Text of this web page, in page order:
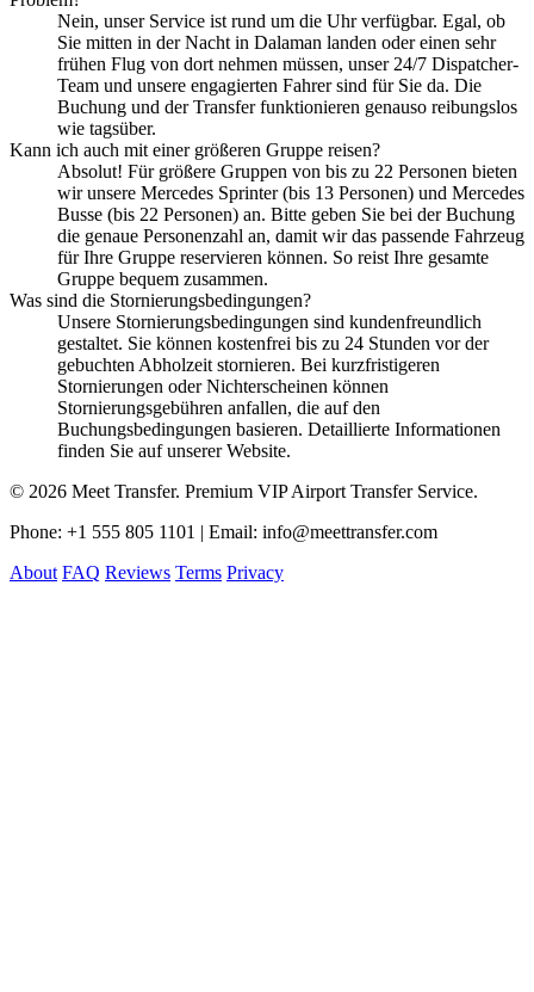
Nein, unser Service ist rund um die Uhr verfügbar. Egal, ob
Sie mitten in der Nacht in Dalaman landen oder einen sehr
frühen Flug von dort nehmen müssen, unser 24/7 Dispatcher-
Team und unsere engagierten Fahrer sind für Sie da. Die
Buchung und der Transfer funktionieren genauso reibungslos
wie tagsüber.
Kann ich auch mit einer größeren Gruppe reisen?
Absolut! Für größere Gruppen von bis zu 22 Personen bieten
wir unsere Mercedes Sprinter (bis 13 Personen) und Mercedes
Busse (bis 22 Personen) an. Bitte geben Sie bei der Buchung
die genaue Personenzahl an, damit wir das passende Fahrzeug
für Ihre Gruppe reservieren können. So reist Ihre gesamte
Gruppe bequem zusammen.
Was sind die Stornierungsbedingungen?
Unsere Stornierungsbedingungen sind kundenfreundlich
gestaltet. Sie können kostenfrei bis zu 24 Stunden vor der
gebuchten Abholzeit stornieren. Bei kurzfristigeren
Stornierungen oder Nichterscheinen können
Stornierungsgebühren anfallen, die auf den
Buchungsbedingungen basieren. Detaillierte Informationen
finden Sie auf unserer Website.
© 2026 Meet Transfer. Premium VIP Airport Transfer Service.
Phone: +1 555 805 1101 | Email: info@meettransfer.com
About FAQ Reviews Terms Privacy